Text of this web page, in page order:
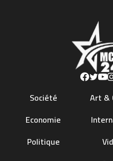
Société
Economie
Politique
Art &